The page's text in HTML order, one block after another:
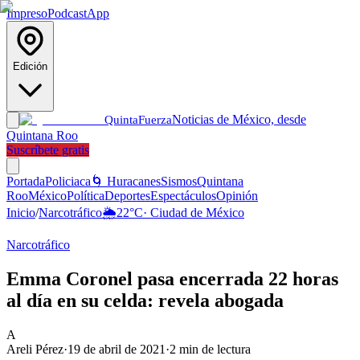
ImpresoPodcastApp
Edición
QuintaFuerzaNoticias de México, desde
Quintana Roo
Suscríbete gratis
PortadaPoliciaca 🌀 HuracanesSismosQuintana
RooMéxicoPolíticaDeportesEspectáculosOpinión
Inicio/Narcotráfico🌦️22°C· Ciudad de México
Narcotráfico
Emma Coronel pasa encerrada 22 horas
al día en su celda: revela abogada
A
Areli Pérez·19 de abril de 2021 ·2 min de lectura